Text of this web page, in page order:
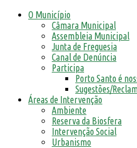
O Município
Câmara Municipal
Assembleia Municipal
Junta de Freguesia
Canal de Denúncia
Participa
Porto Santo é
Sugestões/
Áreas de Intervenção
Ambiente
Reserva da Biosfera
Intervenção Social
Urbanismo